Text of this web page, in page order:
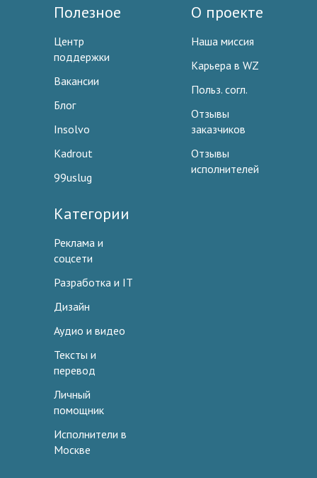
Полезное
Центр
поддержки
Вакансии
Блог
Insolvo
Kadrout
99uslug
О проекте
Наша миссия
Карьера в WZ
Польз. согл.
Отзывы
заказчиков
Отзывы
исполнителей
Категории
Реклама и
соцсети
Разработка и IT
Дизайн
Аудио и видео
Тексты и
перевод
Личный
помощник
Исполнители в
Москве